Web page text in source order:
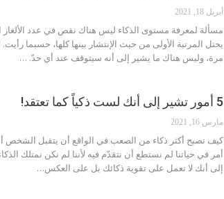
أبريل 18, 2021
مسألة لمعرفة مستوى الذكاء ليس هناك نقص في عدد الألغاز
يحتل المرتبة الأولى من حيث الإنتشار بينها كلها، حسبما
مرة، وليس هناك ما يشير إلى أنه سيتوقف عند أي حدّ. …
5 أمور تشير إلى أنك لست ذكياً كما تعتقد!
مارس 16, 2021
كيف تصبح أكثر ذكاء من الصعب في الواقع أن يتقبل الشخص
إلى أنك لا تعمل على تقوية ذكائك بل على العكس…